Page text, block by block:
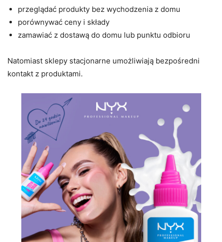
przeglądać produkty bez wychodzenia z domu
porównywać ceny i składy
zamawiać z dostawą do domu lub punktu odbioru
Natomiast sklepy stacjonarne umożliwiają bezpośredni
kontakt z produktami.